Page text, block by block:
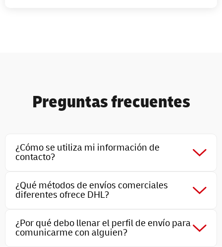
Preguntas frecuentes
¿Cómo se utiliza mi información de
contacto?
con los equipos adecuados. Se mantiene la privacidad de
sus datos y estos no se comparten para el uso de
terceros.
¿Qué métodos de envíos comerciales
diferentes ofrece DHL?
paquetes pequeños, cargas grandes o algo intermedio,
podemos comunicarlo con la cuenta correcta. Llene el
¿Por qué debo llenar el perfil de envío para
comunicarme con alguien?